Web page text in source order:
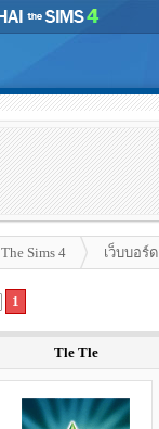
The Sims 4 เว็บบอร์ด
1
Tle Tle